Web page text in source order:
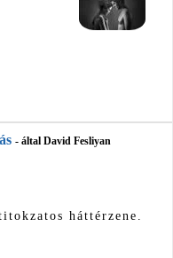
- által David Fesliyan
háttérzene.